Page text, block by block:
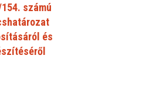
számú
és